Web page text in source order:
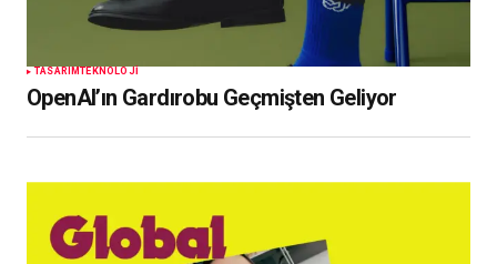
TASARIMTEKNOLOJI
OpenAI’ın Gardırobu Geçmişten Geliyor